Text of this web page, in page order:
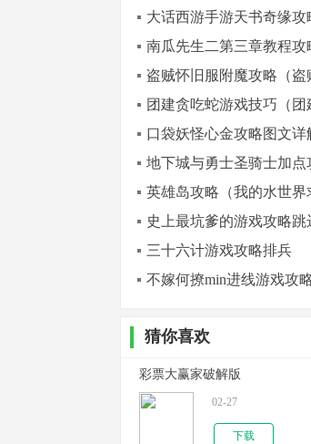
大话西游手游天书奇缘攻
南瓜先生二第三章教程攻
盗贼怀旧服附魔攻略（盗
团建贪吃蛇游戏技巧（团
口袋妖怪心金攻略图文详
地下城与勇士圣骑士加点
英雄岛攻略（我的水世界
史上最坑爹的游戏攻略跳
三十六计游戏攻略排兵
不嫁何撩min进线游戏攻
猜你喜欢
彩票大赢家破解版
02-27
下载